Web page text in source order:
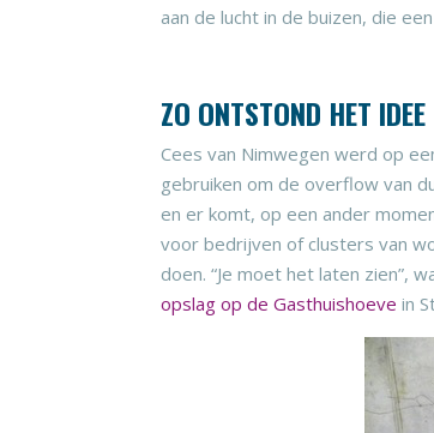
aan de lucht in de buizen, die
ZO ONTSTOND HET IDEE
Cees van Nimwegen werd op
gebruiken om de overflow van
en er komt, op een ander
voor bedrijven of clusters van
doen. “Je moet het laten zien”,
opslag op de Gasthuishoeve in